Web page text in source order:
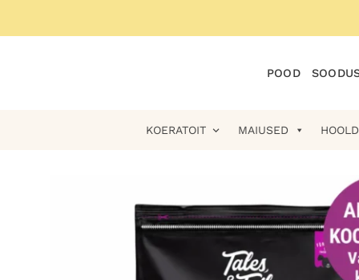
POOD
KOERATOIT MAIUSED